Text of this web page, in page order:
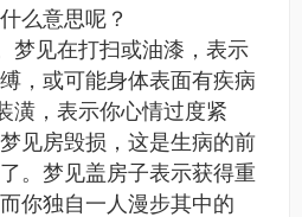
么意思呢？
梦见在打扫或油漆，表示
，或可能身体表面有疾病
潢，表示你心情过度紧
见房毁损，这是生病的前
。梦见盖房子表示获得重
你独自一人漫步其中的